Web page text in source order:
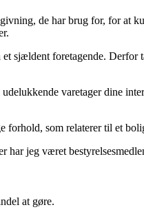
de har brug for, for
sjældent foretagende.
varetager dine
som relaterer til et
har jeg været
at gøre.